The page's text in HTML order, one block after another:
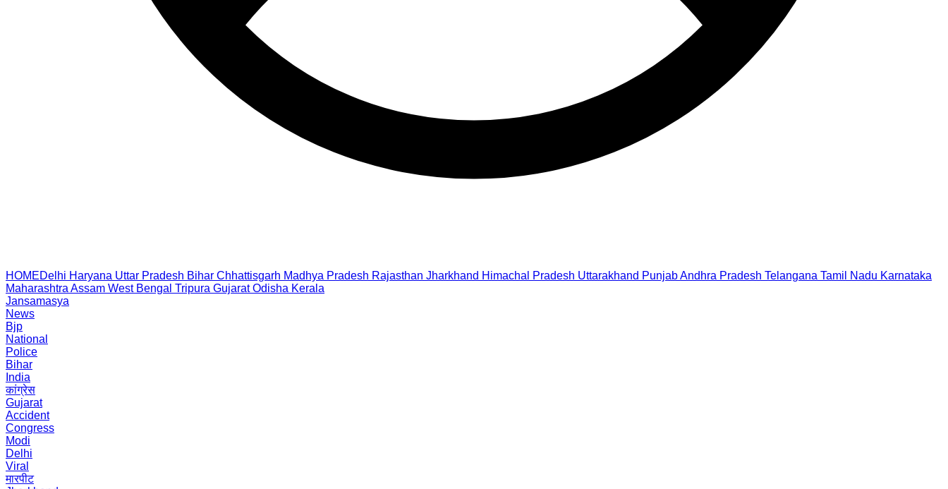
HOMEDelhi Haryana Uttar Pradesh Bihar Chhattisgarh Madhya Pradesh Rajasthan Jharkhand Himachal Pradesh Uttarakhand PunjabAndhra Pradesh Telangana Tamil Nadu Karnataka
Maharashtra Assam West Bengal Tripura Gujarat Odisha Kerala
Jansamasya
News
Bjp
National
Police
Bihar
India
कांग्रेस
Gujarat
Accident
Congress
Modi
Delhi
Viral
मारपीट